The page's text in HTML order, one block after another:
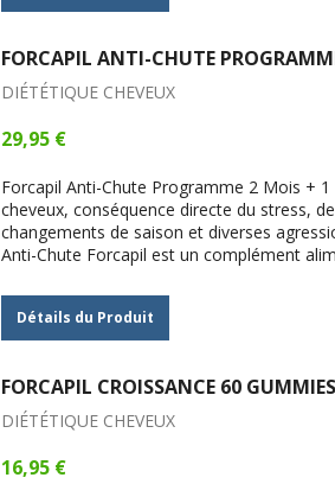
FORCAPIL ANTI-CHUTE
DIÉTÉTIQUE CHEVEUX
29,95 €
Forcapil Anti-Chute Programme 2 Mois +
cheveux, conséquence directe du stress,
changements de saison et diverses
Anti-Chute Forcapil est un complément
Détails du Produit
FORCAPIL CROISSANCE 60 GUMMIES
DIÉTÉTIQUE CHEVEUX
16,95 €